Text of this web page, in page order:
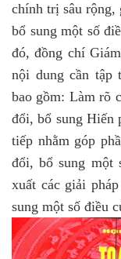
chính trị sâu rộng,
bổ sung một số
đó, đồng chí
nội dung cần tập
bao gồm: Làm rõ
đổi, bổ sung Hiến
tiếp nhằm góp
đổi, bổ sung một
xuất các giải
sung một số điều